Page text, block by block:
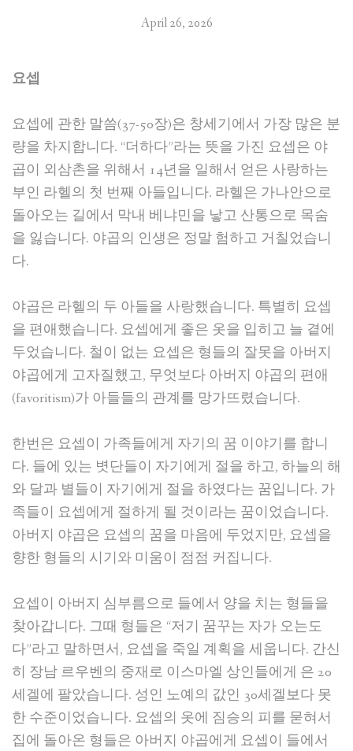
April 26, 2026
요셉
요셉에 관한 말씀(37-50장)은 창세기에서 가장 많은 분
량을 차지합니다. “더하다”라는 뜻을 가진 요셉은 야
곱이 외삼촌을 위해서 14년을 일해서 얻은 사랑하는
부인 라헬의 첫 번째 아들입니다. 라헬은 가나안으로
돌아오는 길에서 막내 베냐민을 낳고 산통으로 목숨
을 잃습니다. 야곱의 인생은 정말 험하고 거칠었습니
다.
야곱은 라헬의 두 아들을 사랑했습니다. 특별히 요셉
을 편애했습니다. 요셉에게 좋은 옷을 입히고 늘 곁에
두었습니다. 철이 없는 요셉은 형들의 잘못을 아버지
야곱에게 고자질했고, 무엇보다 아버지 야곱의 편애
(favoritism)가 아들들의 관계를 망가뜨렸습니다.
한번은 요셉이 가족들에게 자기의 꿈 이야기를 합니
다. 들에 있는 볏단들이 자기에게 절을 하고, 하늘의 해
와 달과 별들이 자기에게 절을 하였다는 꿈입니다. 가
족들이 요셉에게 절하게 될 것이라는 꿈이었습니다.
아버지 야곱은 요셉의 꿈을 마음에 두었지만, 요셉을
향한 형들의 시기와 미움이 점점 커집니다.
요셉이 아버지 심부름으로 들에서 양을 치는 형들을
찾아갑니다. 그때 형들은 “저기 꿈꾸는 자가 오는도
다”라고 말하면서, 요셉을 죽일 계획을 세웁니다. 간신
히 장남 르우벤의 중재로 이스마엘 상인들에게 은 20
세겔에 팔았습니다. 성인 노예의 값인 30세겔보다 못
한 수준이었습니다. 요셉의 옷에 짐승의 피를 묻혀서
집에 돌아온 형들은 아버지 야곱에게 요셉이 들에서